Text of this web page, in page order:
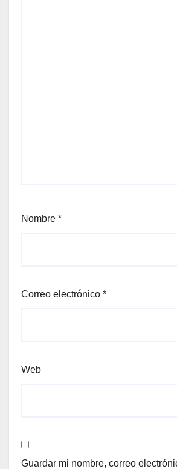
Nombre *
Correo electrónico *
Web
Guardar mi nombre, correo